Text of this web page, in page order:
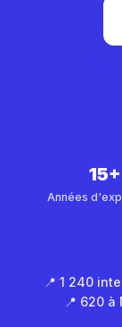
15+
Années
📍 1 240
📍 620 à